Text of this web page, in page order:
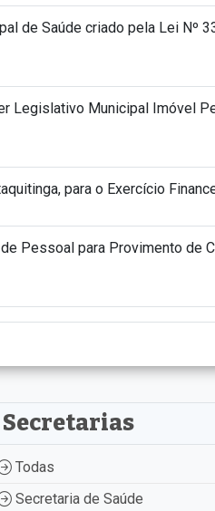
de Saúde criado pela Lei Nº
Legislativo Municipal Imóvel
para o Exercício
Pessoal para Provimento de
Secretarias
Todas
Secretaria de Saúde